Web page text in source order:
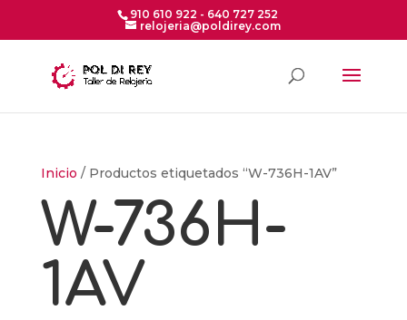
910 610 922 - 640 727 252
relojeria@poldirey.com
Inicio / Productos etiquetados “W-736H-1AV”
W-736H-
1AV